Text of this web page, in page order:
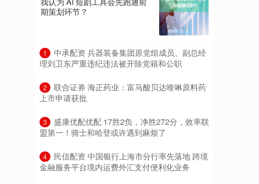
期策划环节？
1
​中承配资 兵器装备集团原党组成员、副总经
理刘卫东严重违纪违法被开除党籍和公职
2
​联合证券 海正药业：富马酸贝达喹啉原料药
上市申请获批
3
​盛康优配优配 17胜2负，净胜272分，效率联
盟第一！骑士和哈登或许遇到麻烦了
4
​民信配资 中国银行上海市分行率先落地 跨境
金融服务平台境内运费外汇支付便利化业务